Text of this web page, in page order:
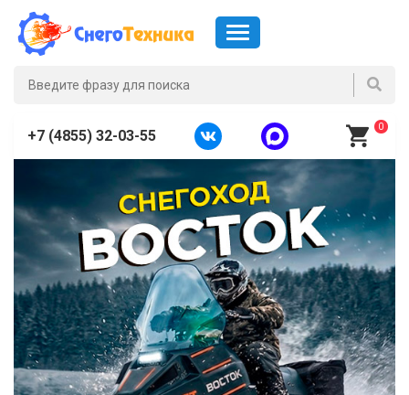
+7 (4855) 32-03-55
0